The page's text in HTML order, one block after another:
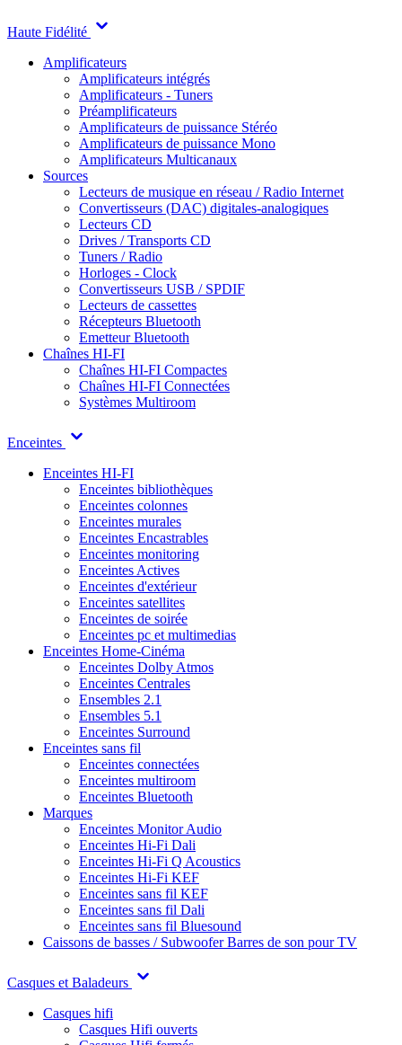
Haute Fidélité
Amplificateurs
Amplificateurs intégrés
Amplificateurs - Tuners
Préamplificateurs
Amplificateurs de puissance Stéréo
Amplificateurs de puissance Mono
Amplificateurs Multicanaux
Sources
Lecteurs de musique en réseau / Radio Internet
Convertisseurs (DAC) digitales-analogiques
Lecteurs CD
Drives / Transports CD
Tuners / Radio
Horloges - Clock
Convertisseurs USB / SPDIF
Lecteurs de cassettes
Récepteurs Bluetooth
Emetteur Bluetooth
Chaînes HI-FI
Chaînes HI-FI Compactes
Chaînes HI-FI Connectées
Systèmes Multiroom
Enceintes
Enceintes HI-FI
Enceintes bibliothèques
Enceintes colonnes
Enceintes murales
Enceintes Encastrables
Enceintes monitoring
Enceintes Actives
Enceintes d'extérieur
Enceintes satellites
Enceintes de soirée
Enceintes pc et multimedias
Enceintes Home-Cinéma
Enceintes Dolby Atmos
Enceintes Centrales
Ensembles 2.1
Ensembles 5.1
Enceintes Surround
Enceintes sans fil
Enceintes connectées
Enceintes multiroom
Enceintes Bluetooth
Marques
Enceintes Monitor Audio
Enceintes Hi-Fi Dali
Enceintes Hi-Fi Q Acoustics
Enceintes Hi-Fi KEF
Enceintes sans fil KEF
Enceintes sans fil Dali
Enceintes sans fil Bluesound
Caissons de basses / SubwooferBarres de son pour TV
Casques et Baladeurs
Casques hifi
Casques Hifi ouverts